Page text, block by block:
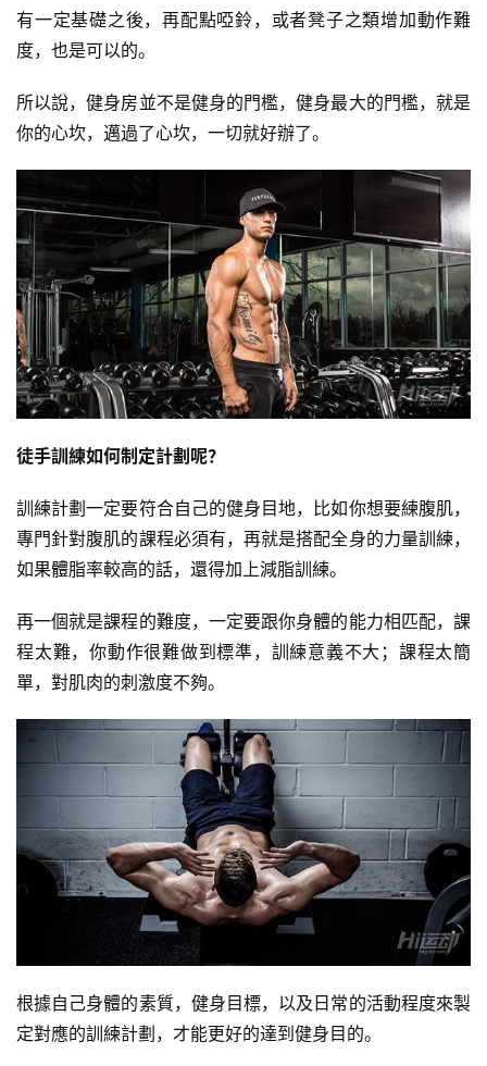
減
脂
計
劃
有一定基礎之後，再配點啞鈴，或者凳子之類增加動作難
度，也是可以的。
所以說，健身房並不是健身的門檻，健身最大的門檻，就是
你的心坎，邁過了心坎，一切就好辦了。
徒手訓練如何制定計劃呢？
訓練計劃一定要符合自己的健身目地，比如你想要練腹肌，
專門針對腹肌的課程必須有，再就是搭配全身的力量訓練，
如果體脂率較高的話，還得加上減脂訓練。
再一個就是課程的難度，一定要跟你身體的能力相匹配，課
程太難，你動作很難做到標準，訓練意義不大；課程太簡
單，對肌肉的刺激度不夠。
根據自己身體的素質，健身目標，以及日常的活動程度來製
定對應的訓練計劃，才能更好的達到健身目的。